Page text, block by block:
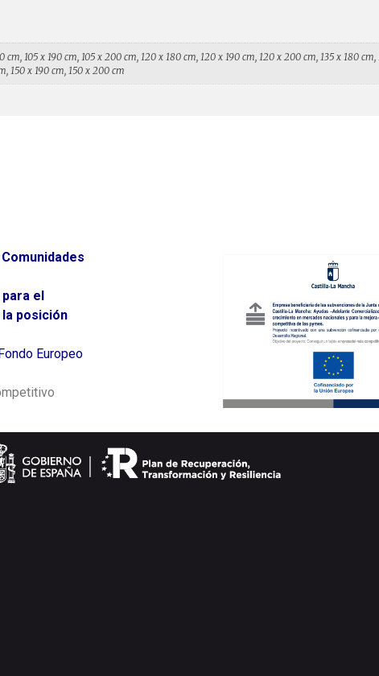
105 x 190 cm, 105 x 200 cm, 120 x 180 cm, 120 x 190 cm, 120 x 200 cm, 135 x 180 cm,
150 x 190 cm, 150 x 200 cm
el
posición
Europeo